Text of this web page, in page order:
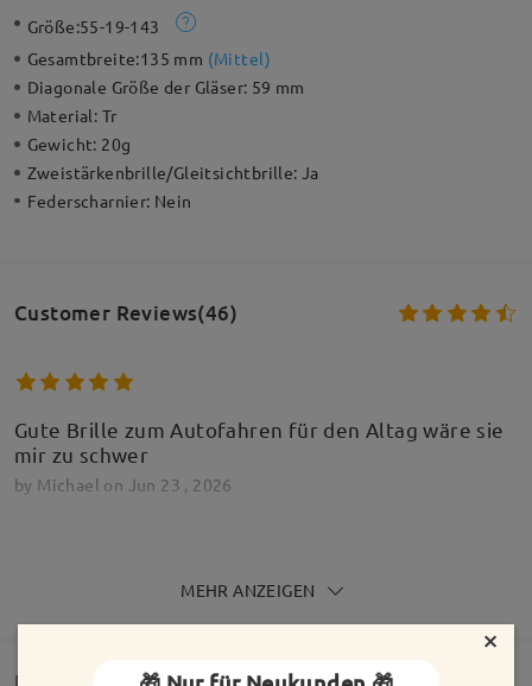
Größe:55-19-143
Gesamtbreite:135 mm (Mittel)
Diagonale Größe der Gläser: 59 mm
Material: Tr
Gewicht: 20g
Zweistärkenbrille/Gleitsichtbrille:Ja
Federscharnier: Nein
Customer Reviews(46)
Gute Brille zum Autofahren für den Altag wäre sie
mir zu schwer
by Michael on Jun 23 , 2026
Meine zweite Brille von Firmoo und ich bin sehr
anpassen, da sie mir anfangs etwas zu eng waren.
MEHR ANZEIGEN
×